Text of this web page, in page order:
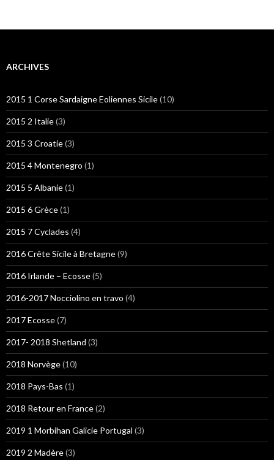
ARCHIVES
2015 1 Corse Sardaigne Eoliennes Sicile(10)
2015 2 Italie(3)
2015 3 Croatie(3)
2015 4 Montenegro (1)
2015 5 Albanie(1)
2015 6 Grèce(1)
2015 7 Cyclades (4)
2016 Crête Sicile à Bretagne(9)
2016 Irlande – Ecosse(5)
2016-2017 Nocciolino en travo (4)
2017 Ecosse(7)
2017- 2018 Shetland (3)
2018 Norvège(10)
2018 Pays-Bas (1)
2018 Retour en France(2)
2019 1 Morbihan Galicie Portugal (3)
2019 2 Madère(3)